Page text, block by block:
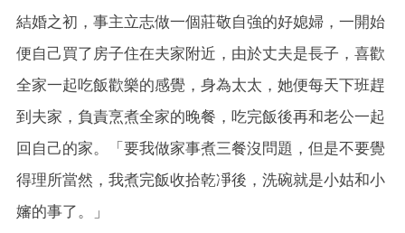
結婚之初，事主立志做一個莊敬自強的好媳婦，一開始
便自己買了房子住在夫家附近，由於丈夫是長子，喜歡
全家一起吃飯歡樂的感覺，身為太太，她便每天下班趕
到夫家，負責烹煮全家的晚餐，吃完飯後再和老公一起
回自己的家。「要我做家事煮三餐沒問題，但是不要覺
得理所當然，我煮完飯收拾乾凈後，洗碗就是小姑和小
嬸的事了。」